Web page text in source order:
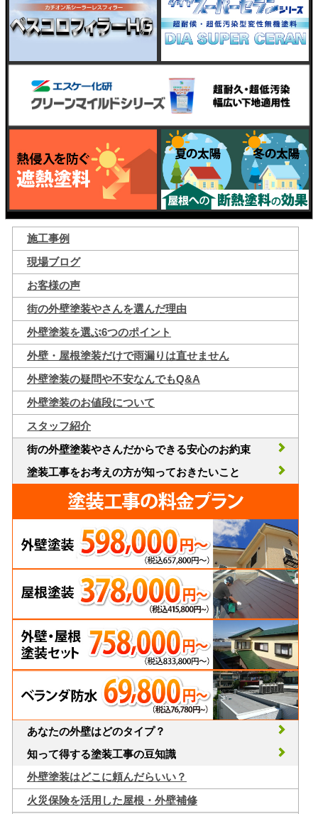
施工事例
現場ブログ
お客様の声
街の外壁塗装やさんを選んだ理由
外壁塗装を選ぶ6つのポイント
外壁・屋根塗装だけで雨漏りは直せません
外壁塗装の疑問や不安なんでもQ&A
外壁塗装のお値段について
スタッフ紹介
街の外壁塗装やさんだからできる安心のお約束
塗装工事をお考えの方が知っておきたいこと
あなたの外壁はどのタイプ？
知って得する塗装工事の豆知識
外壁塗装はどこに頼んだらいい？
火災保険を活用した屋根・外壁補修